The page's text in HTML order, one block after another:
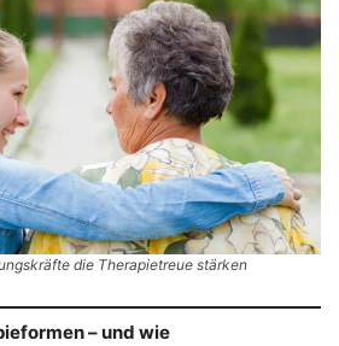
die Therapietreue stärken
– und wie